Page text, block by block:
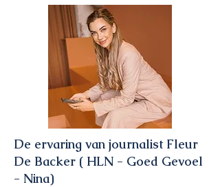
De ervaring van journalist Fleur
De Backer ( HLN - Goed Gevoel
- Nina)